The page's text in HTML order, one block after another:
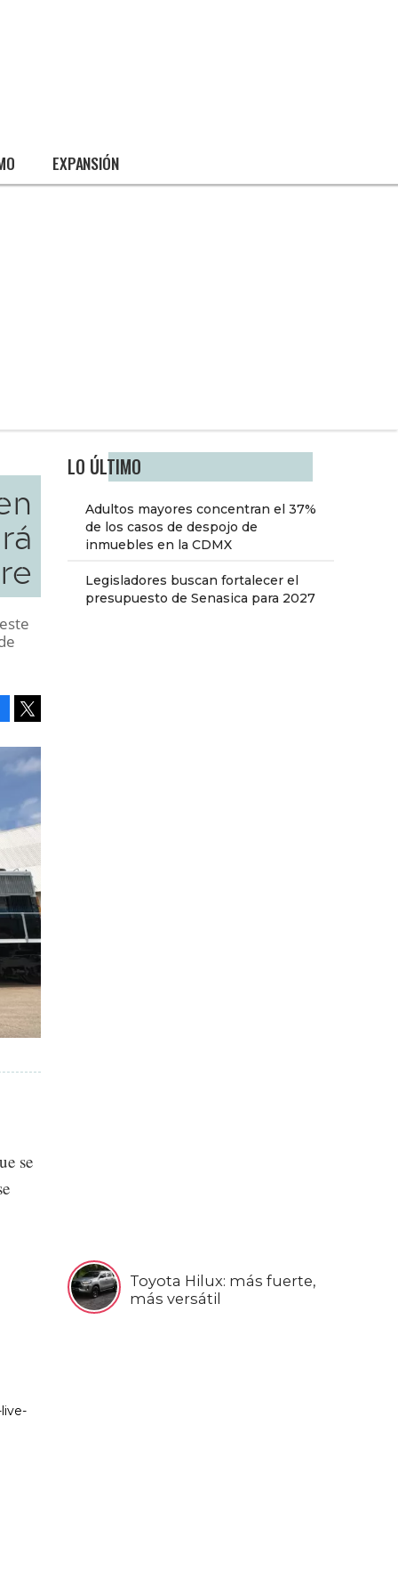
EXPANSIÓN
LO ÚLTIMO
Adultos mayores concentran el 37%
de los casos de despojo de
inmuebles en la CDMX
Legisladores buscan fortalecer el
presupuesto de Senasica para 2027
Toyota Hilux: más fuerte,
más versátil
se